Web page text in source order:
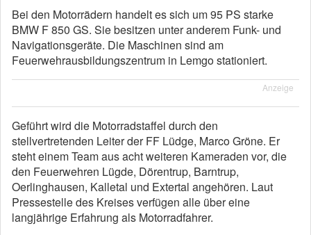
Bei den Motorrädern handelt es sich um 95 PS starke
BMW F 850 GS. Sie besitzen unter anderem Funk- und
Navigationsgeräte. Die Maschinen sind am
Feuerwehrausbildungszentrum in Lemgo stationiert.
Anzeige
Geführt wird die Motorradstaffel durch den
stellvertretenden Leiter der FF Lüdge, Marco Gröne. Er
steht einem Team aus acht weiteren Kameraden vor, die
den Feuerwehren Lügde, Dörentrup, Barntrup,
Oerlinghausen, Kalletal und Extertal angehören. Laut
Pressestelle des Kreises verfügen alle über eine
langjährige Erfahrung als Motorradfahrer.